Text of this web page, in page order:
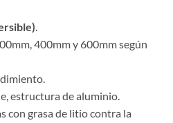
.
400mm y 600mm según
estructura de aluminio.
con grasa de litio contra la